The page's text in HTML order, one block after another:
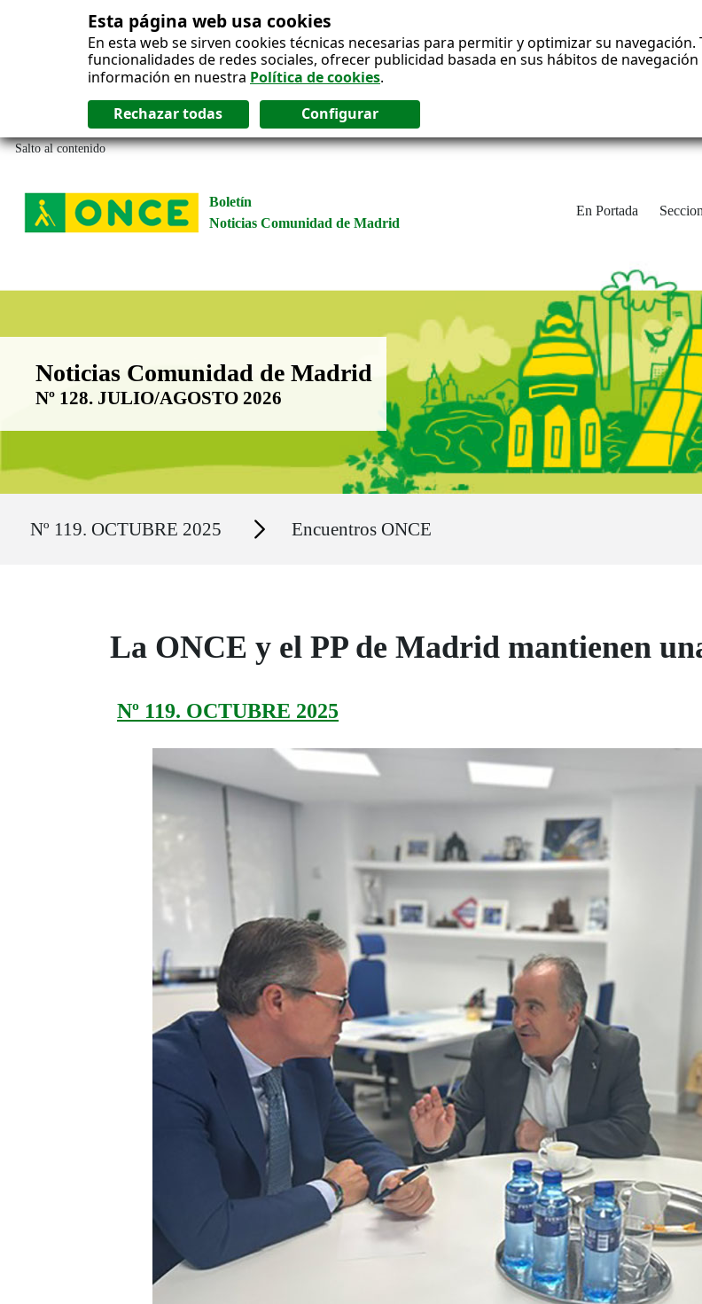
Esta página web usa cookies
En esta web se sirven cookies técnicas necesarias para permitir y optimizar su
funcionalidades de redes sociales, ofrecer publicidad basada en sus hábitos de
información en nuestra Política de cookies.
Salto al contenido
Boletín
Noticias Comunidad de Madrid
En Portada
Boletín Noticias Comunidad de Madrid
Noticias Comunidad de Madrid
Nº 128. JULIO/AGOSTO 2026
Nº 119. OCTUBRE 2025 Secciones Encuentros ONCE
La ONCE y el PP de Madrid mantienen
Nº 119. OCTUBRE 2025